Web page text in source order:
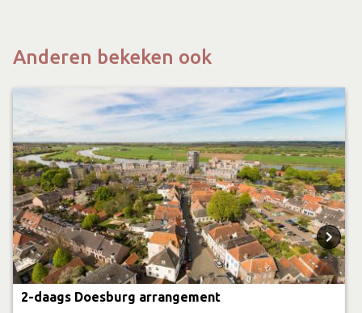
Anderen bekeken ook
2-daags Doesburg arrangement